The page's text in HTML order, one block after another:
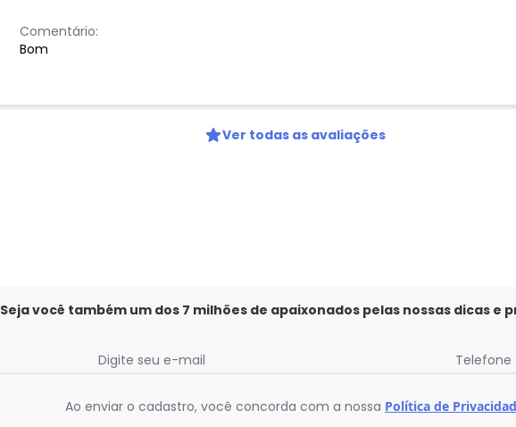
Comentário:
Bom
Ver todas as avaliações
Seja você também um dos 7 milhões de apaixonados pelas nossas dicas e
Digite seu e-mail Telefone
Ao enviar o cadastro, você concorda com a nossa Política de